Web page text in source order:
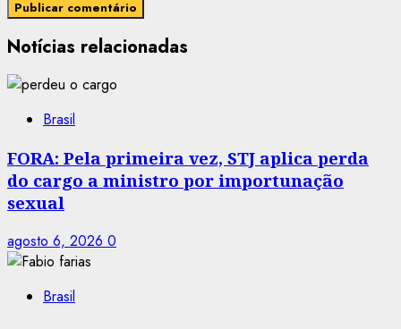
Notícias relacionadas
Brasil
FORA: Pela primeira vez, STJ aplica perda
do cargo a ministro por importunação
sexual
agosto 6, 2026 0
Brasil